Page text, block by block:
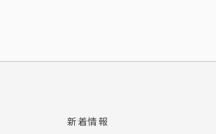
新着情報